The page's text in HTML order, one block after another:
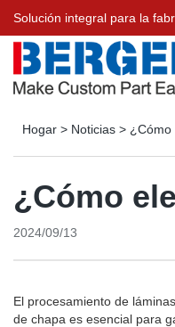
Solución integral para la
Hogar > Noticias > ¿Cómo
¿Cómo
2024/09/13
El procesamiento de
de chapa es esencial para